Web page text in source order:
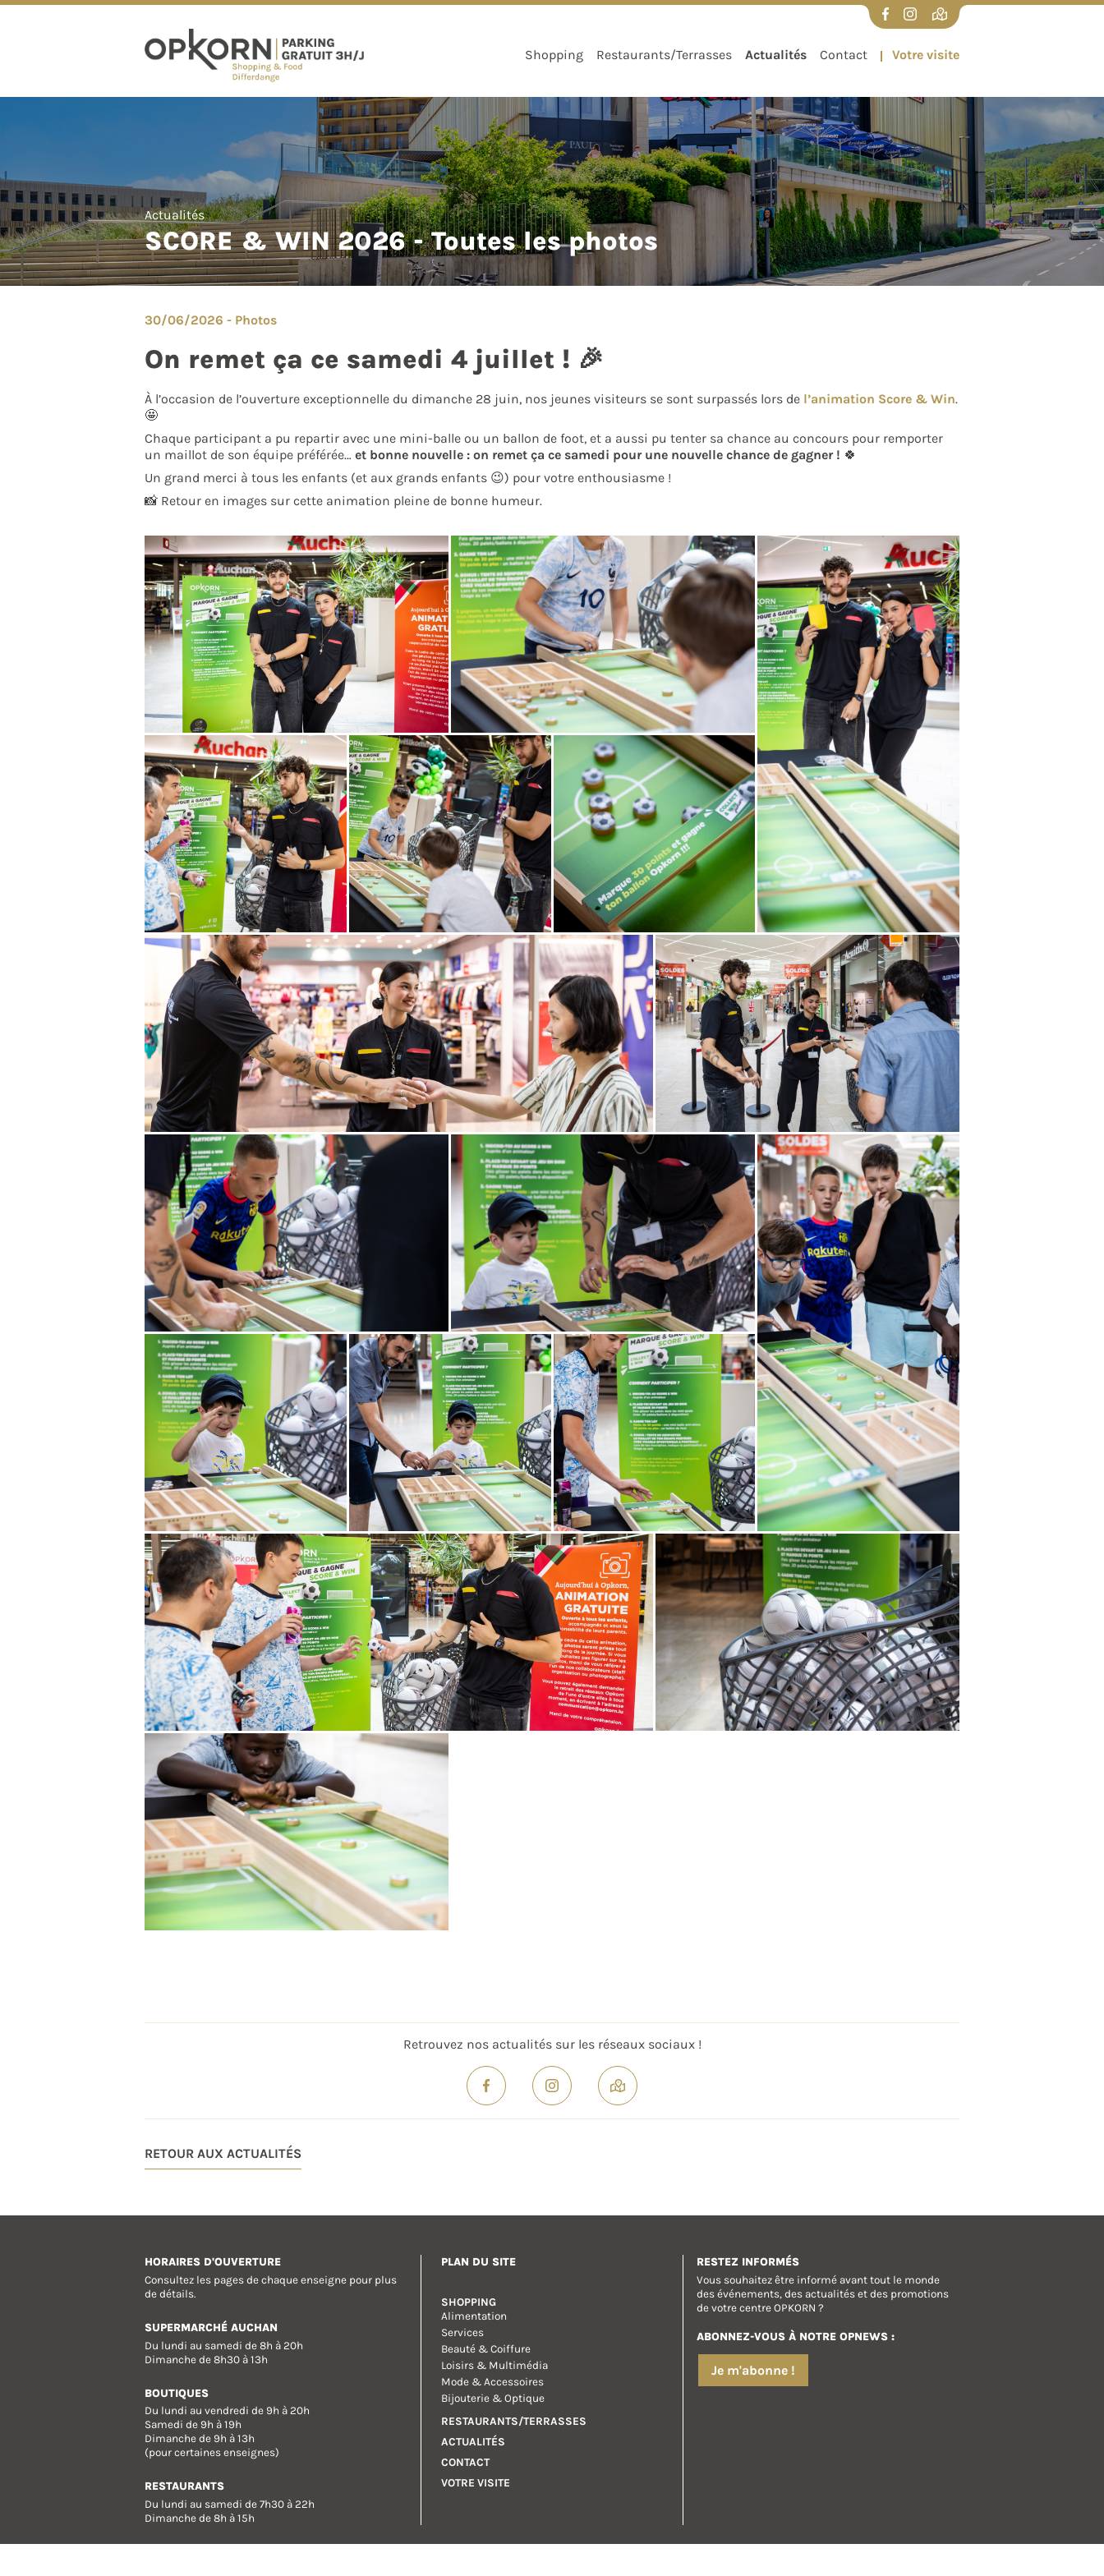
Shopping Restaurants/Terrasses Actualités Contact Votre visite
Actualités
SCORE & WIN 2026 - Toutes les photos
30/06/2026 - Photos
On remet ça ce samedi 4 juillet ! 🎉
À l’occasion de l’ouverture exceptionnelle du dimanche 28 juin, nos jeunes visiteurs se sont surpassés lors de l’animation Score & Win.
🤩
Chaque participant a pu repartir avec une mini-balle ou un ballon de foot, et a aussi pu tenter sa chance au concours pour remporter
un maillot de son équipe préférée… et bonne nouvelle : on remet ça ce samedi pour une nouvelle chance de gagner ! 🍀
Un grand merci à tous les enfants (et aux grands enfants 😉) pour votre enthousiasme !
📸 Retour en images sur cette animation pleine de bonne humeur.
Retrouvez nos actualités sur les réseaux sociaux !
RETOUR AUX ACTUALITÉS
HORAIRES D'OUVERTURE
Consultez les pages de chaque enseigne pour plus
de détails.
SUPERMARCHÉ AUCHAN
Du lundi au samedi de 8h à 20h
Dimanche de 8h30 à 13h
BOUTIQUES
Du lundi au vendredi de 9h à 20h
Samedi de 9h à 19h
Dimanche de 9h à 13h
(pour certaines enseignes)
RESTAURANTS
Du lundi au samedi de 7h30 à 22h
Dimanche de 8h à 15h
PLAN DU SITE
SHOPPING
Alimentation
Services
Beauté & Coiffure
Loisirs & Multimédia
Mode & Accessoires
Bijouterie & Optique
RESTAURANTS/TERRASSES
ACTUALITÉS
CONTACT
VOTRE VISITE
RESTEZ INFORMÉS
Vous souhaitez être informé avant tout le monde
des événements, des actualités et des promotions
de votre centre OPKORN ?
ABONNEZ-VOUS À NOTRE OPNEWS :
Je m'abonne !